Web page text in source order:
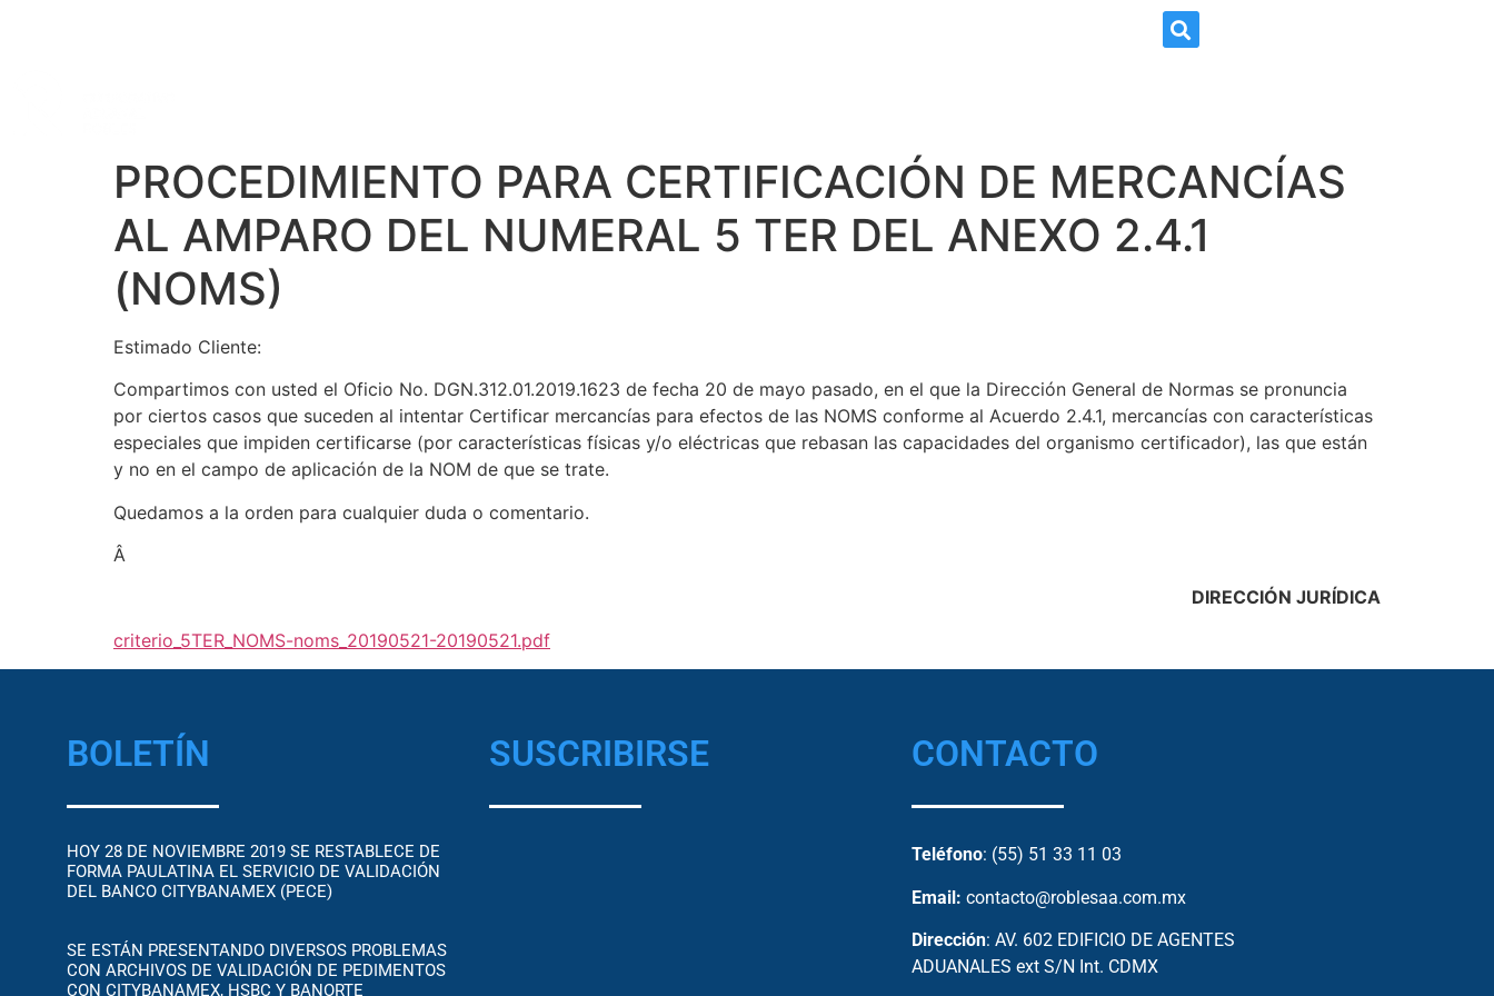
PROCEDIMIENTO PARA CERTIFICACIÓN DE MERCANCÍAS
AL AMPARO DEL NUMERAL 5 TER DEL ANEXO 2.4.1
(NOMS)
Estimado Cliente:
Compartimos con usted el Oficio No. DGN.312.01.2019.1623 de fecha 20 de mayo pasado, en el que la Dirección General de Normas se pronuncia
por ciertos casos que suceden al intentar Certificar mercancías para efectos de las NOMS conforme al Acuerdo 2.4.1, mercancías con características
especiales que impiden certificarse (por características físicas y/o eléctricas que rebasan las capacidades del organismo certificador), las que están
y no en el campo de aplicación de la NOM de que se trate.
Quedamos a la orden para cualquier duda o comentario.
Â
DIRECCIÓN JURÍDICA
criterio_5TER_NOMS-noms_20190521-20190521.pdf
BOLETÍN
HOY 28 DE NOVIEMBRE 2019 SE RESTABLECE DE
FORMA PAULATINA EL SERVICIO DE VALIDACIÓN
DEL BANCO CITYBANAMEX (PECE)
SE ESTÁN PRESENTANDO DIVERSOS PROBLEMAS
CON ARCHIVOS DE VALIDACIÓN DE PEDIMENTOS
CON CITYBANAMEX, HSBC Y BANORTE
SUSCRIBIRSE CONTACTO
Teléfono: (55) 51 33 11 03
Email: contacto@roblesaa.com.mx
Dirección: AV. 602 EDIFICIO DE AGENTES
ADUANALES ext S/N Int. CDMX